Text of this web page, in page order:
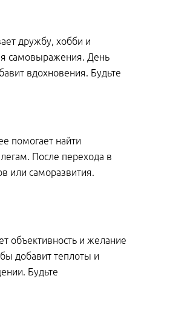
дружбу, хобби и
самовыражения. День
вдохновения. Будьте
помогает найти
После перехода в
или саморазвития.
объективность и желание
добавит теплоты и
Будьте